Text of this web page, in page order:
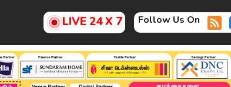
LIVE 24 X 7 Follow Us On